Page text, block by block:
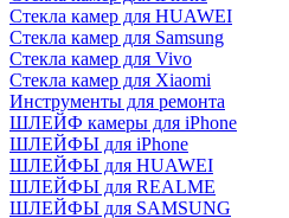
Стекла камер для HUAWEI
Стекла камер для Samsung
Стекла камер для Vivo
Стекла камер для Xiaomi
Инструменты для ремонта
ШЛЕЙФ камеры для iPhone
ШЛЕЙФЫ для iPhone
ШЛЕЙФЫ для HUAWEI
ШЛЕЙФЫ для REALME
ШЛЕЙФЫ для SAMSUNG